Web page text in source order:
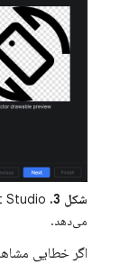
شکل 3.
می‌دهد.